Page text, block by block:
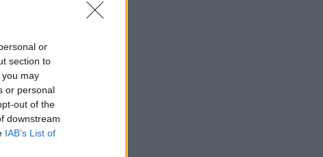
or
section to
may
or personal
out of the
downstream
IAB’s List of